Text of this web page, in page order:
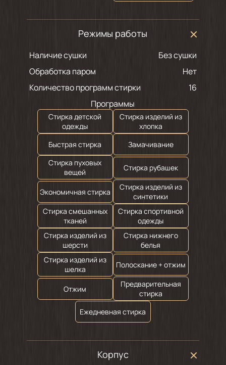
Режимы работы
Наличие сушки
Без сушки
Обработка паром
Нет
Количество программ стирки
16
Программы
Стирка детской
одежды
Стирка изделий из
хлопка
Быстрая стирка
Замачивание
Стирка пуховых
вещей
Стирка рубашек
Экономичная стирка
Стирка изделий из
синтетики
Стирка смешанных
тканей
Стирка спортивной
одежды
Стирка изделий из
шерсти
Стирка нижнего
белья
Стирка изделий из
шелка
Полоскание + отжим
Отжим
Предварительная
стирка
Ежедневная стирка
Корпус